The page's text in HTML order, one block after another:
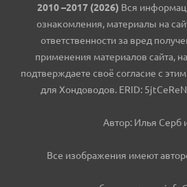
2010 –2017 (2026) Вся
ознакомления, материалы на
ответственности за вред
применения материалов сайта,
подтверждаете своё согласие с
для Хондоводов. ERID:
Автор: Илья Серб
Все изображения имеют